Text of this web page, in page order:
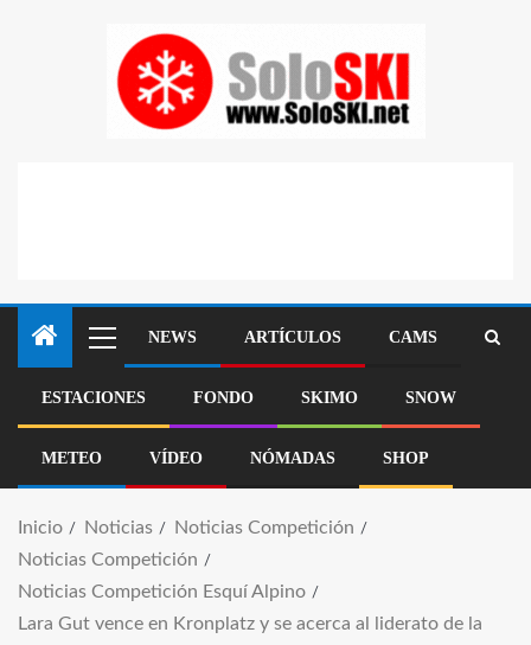
NEWS ARTÍCULOS CAMS
ESTACIONES FONDO SKIMO SNOW
METEO VÍDEO NÓMADAS SHOP
Inicio Noticias
Noticias Competición
Noticias Competición
Noticias Competición Esquí Alpino
Lara Gut vence en Kronplatz y se acerca al liderato de la